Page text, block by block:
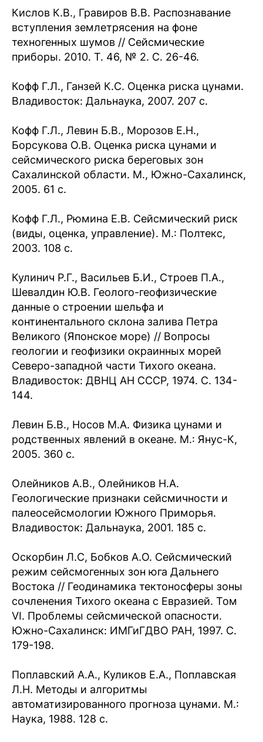
Кислов К.В., Гравиров В.В. Распознавание
вступления землетрясения на фоне
техногенных шумов // Сейсмические
приборы. 2010. Т. 46, № 2. С. 26-46.
Кофф Г.Л., Ганзей К.С. Оценка риска цунами.
Владивосток: Дальнаука, 2007. 207 с.
Кофф Г.Л., Левин Б.В., Морозов Е.Н.,
Борсукова О.В. Оценка риска цунами и
сейсмического риска береговых зон
Сахалинской области. М., Южно-Сахалинск,
2005. 61 с.
Кофф Г.Л., Рюмина Е.В. Сейсмический риск
(виды, оценка, управление). М.: Полтекс,
2003. 108 с.
Кулинич Р.Г., Васильев Б.И., Строев П.А.,
Шевалдин Ю.В. Геолого-геофизические
данные о строении шельфа и
континентального склона залива Петра
Великого (Японское море) // Вопросы
геологии и геофизики окраинных морей
Северо-западной части Тихого океана.
Владивосток: ДВНЦ АН СССР, 1974. С. 134-
144.
Левин Б.В., Носов М.А. Физика цунами и
родственных явлений в океане. М.: Янус-К,
2005. 360 с.
Олейников А.В., Олейников Н.А.
Геологические признаки сейсмичности и
палеосейсмологии Южного Приморья.
Владивосток: Дальнаука, 2001. 185 с.
Оскорбин Л.С, Бобков А.О. Сейсмический
режим сейсмогенных зон юга Дальнего
Востока // Геодинамика тектоносферы зоны
сочленения Тихого океана с Евразией. Том
VI. Проблемы сейсмической опасности.
Южно-Сахалинск: ИМГиГДВО РАН, 1997. С.
179-198.
Поплавский А.А., Куликов Е.А., Поплавская
Л.Н. Методы и алгоритмы
автоматизированного прогноза цунами. М.:
Наука, 1988. 128 с.